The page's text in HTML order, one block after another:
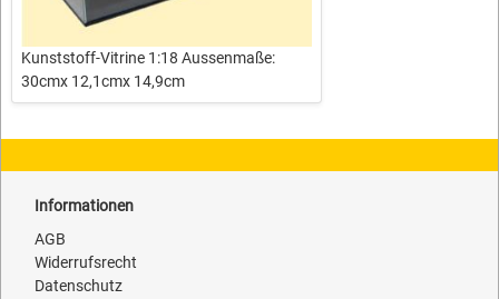
Kunststoff-Vitrine 1:18 Aussenmaße:
30cmx 12,1cmx 14,9cm
Informationen
AGB
Widerrufsrecht
Datenschutz